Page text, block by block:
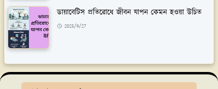
ডায়াবেটিস প্রতিরোধে জীবন যাপন কেমন হওয়া উচিত
2025/9/27